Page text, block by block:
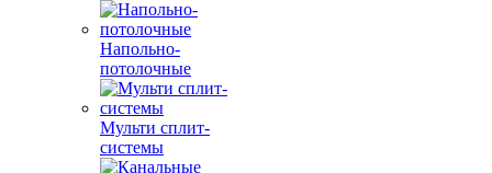
Напольно-
потолочные
Мульти сплит-
системы